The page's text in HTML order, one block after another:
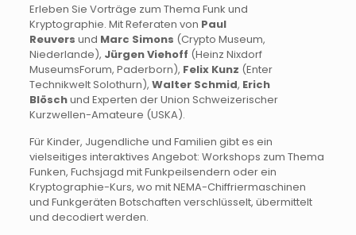
Erleben Sie Vorträge zum Thema Funk und
Kryptographie. Mit Referaten von Paul
Reuvers und Marc Simons (Crypto Museum,
Niederlande), Jürgen Viehoff (Heinz Nixdorf
MuseumsForum, Paderborn), Felix Kunz (Enter
Technikwelt Solothurn), Walter Schmid, Erich
Blöschund Experten der Union Schweizerischer
Kurzwellen-Amateure (USKA).
Für Kinder, Jugendliche und Familien gibt es ein
vielseitiges interaktives Angebot: Workshops zum Thema
Funken, Fuchsjagd mit Funkpeilsendern oder ein
Kryptographie-Kurs, wo mit NEMA-Chiffriermaschinen
und Funkgeräten Botschaften verschlüsselt, übermittelt
und decodiert werden.